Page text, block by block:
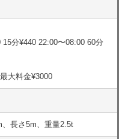
分¥440 22:00〜08:00 60分
大料金¥3000
長さ5m、重量2.5t